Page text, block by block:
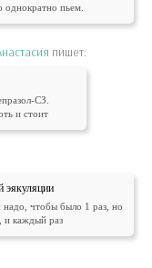
однократно пьем.
пишет:
СЗ.
и стоит
эякуляции
чтобы было 1 раз, но
и каждый раз